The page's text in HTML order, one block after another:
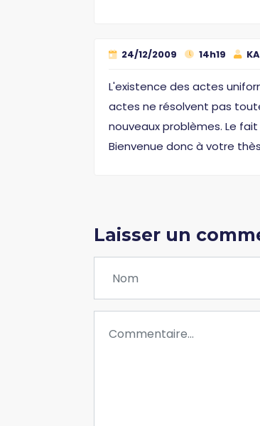
24/12/2009 14h19
L'existence des actes
actes ne résolvent pas
nouveaux problèmes. Le
Bienvenue donc à votre
Laisser un